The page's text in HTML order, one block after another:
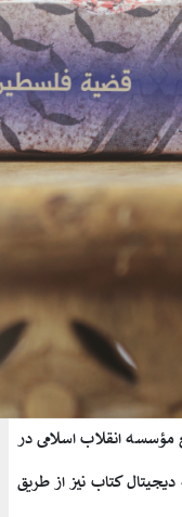
انقلاب اسلامی در
کتاب نیز از طریق